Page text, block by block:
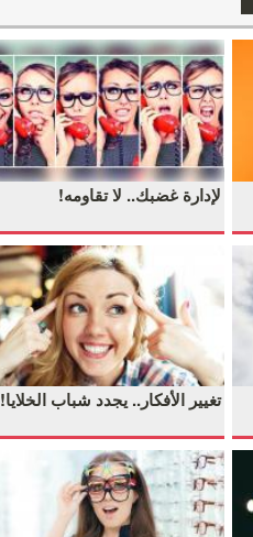
لإدارة غضبك.. لا تقاومه!
تغيير الأفكار.. يجدد شباب الخلايا!